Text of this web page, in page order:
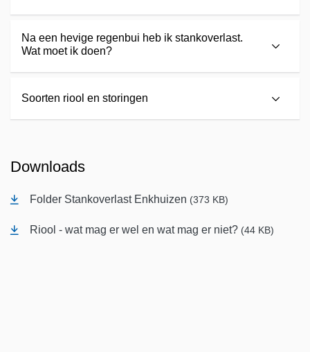
Na een hevige regenbui heb ik stankoverlast.
Wat moet ik doen?
Soorten riool en storingen
Downloads
Folder Stankoverlast Enkhuizen (373 KB)
Riool - wat mag er wel en wat mag er niet? (44 KB)